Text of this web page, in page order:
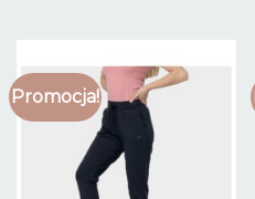
Promocja!